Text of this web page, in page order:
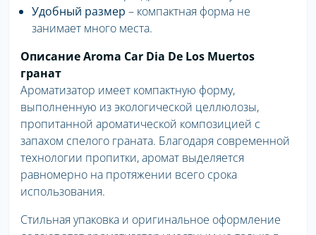
Удобный размер – компактная форма не
занимает много места.
Описание Aroma Car Dia De Los Muertos
гранат
Ароматизатор имеет компактную форму,
выполненную из экологической целлюлозы,
пропитанной ароматической композицией с
запахом спелого граната. Благодаря современной
технологии пропитки, аромат выделяется
равномерно на протяжении всего срока
использования.
Стильная упаковка и оригинальное оформление